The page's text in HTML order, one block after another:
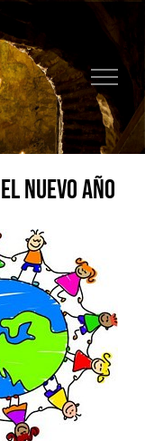
nuevo año